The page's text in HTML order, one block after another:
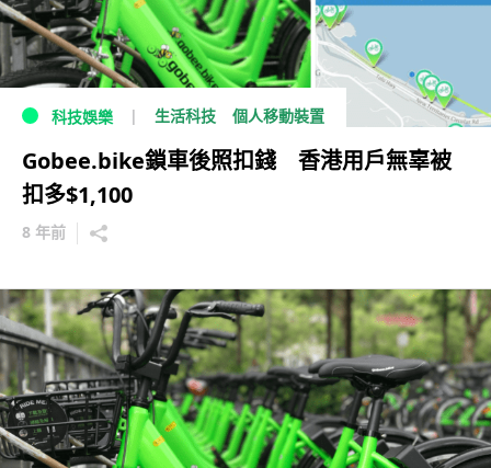
科技娛樂 生活科技 個人移動裝置
Gobee.bike鎖車後照扣錢 香港用戶無辜被
扣多$1,100
8 年前